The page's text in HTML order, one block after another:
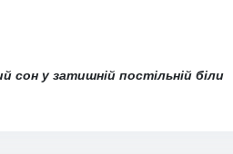
сон у затишній постільній біли